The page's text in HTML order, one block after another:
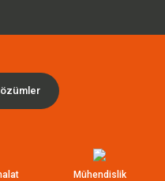
Mühendislik